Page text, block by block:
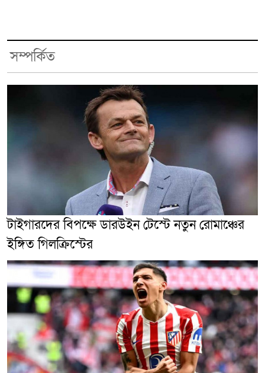
সম্পর্কিত
টাইগারদের বিপক্ষে ডারউইন টেস্টে নতুন রোমাঞ্চের
ইঙ্গিত গিলক্রিস্টের